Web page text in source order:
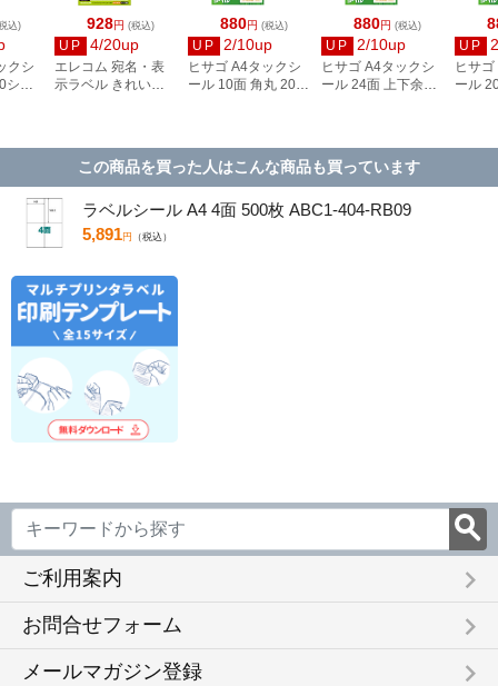
928円 (税込)
UP 4/20up
エレコム 宛名・表
示ラベル きれい貼
880円 (税込)
UP 2/10up
ヒサゴ A4タックシ
ール 10面 角丸 20シ
880円 (税込)
UP 2/10up
ヒサゴ A4タックシ
ール 24面 上下余白
UP
ヒサ
ール
込)
クシ
シー
この商品を買った人はこんな商品も買っています
ラベルシール A4 4面 500枚 ABC1-404-RB09
5,891円 （税込）
ご利用案内 keyboard_arrow_right
お問合せフォーム keyboard_arrow_right
メールマガジン登録 keyboard_arrow_right